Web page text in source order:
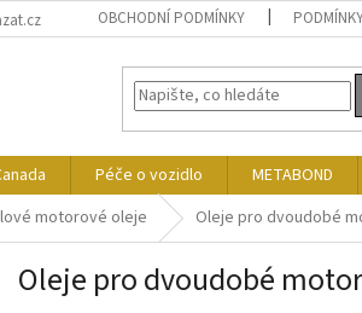
OBCHODNÍ PODMÍNKY
Péče o vozidlo METABOND
motorové oleje Oleje pro dvoudobé
Oleje pro dvoudobé